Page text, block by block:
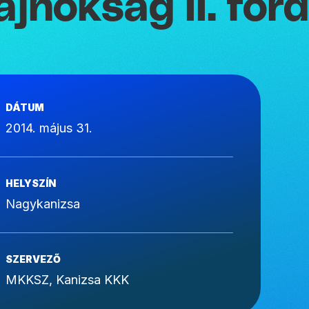
II.
DÁTUM
2014. május 31.
HELYSZÍN
Nagykanizsa
SZERVEZŐ
MKKSZ, Kanizsa KKK